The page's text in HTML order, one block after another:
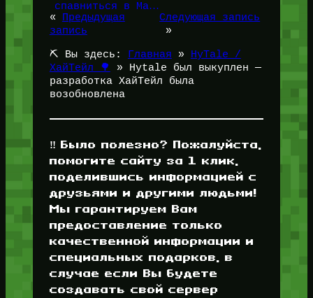
спавниться в Ма…
«
Предыдущая
запись
Следующая запись
»
⛏️ Вы здесь: Главная »
HyTale /
ХайТейл 🌳
»
Hytale был выкуплен —
разработка ХайТейл была
возобновлена
‼️ Было полезно? Пожалуйста,
помогите сайту за 1 клик,
поделившись информацией с
друзьями и другими людьми!
Мы гарантируем Вам
предоставление только
качественной информации и
специальных подарков, в
случае если Вы будете
создавать свой сервер